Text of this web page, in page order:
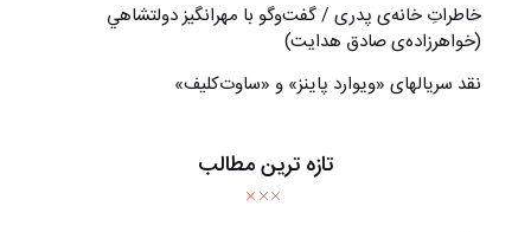
خاطراتِ خانه‌ی پدری / گفت‌وگو با مهرانگيز دولتشاهي
(خواهرزاده‌ی صادق هدايت)
نقد سریالهای «ویوارد پاینز» و «ساوت‌کلیف»
تازه ترین مطالب